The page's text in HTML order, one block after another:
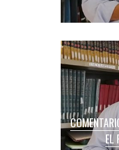
EL